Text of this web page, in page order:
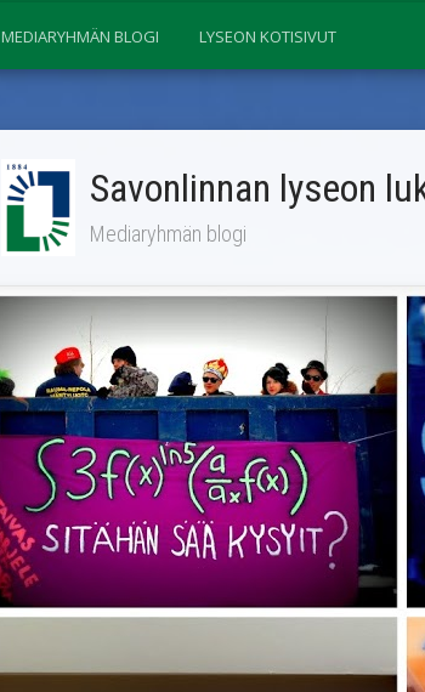
MEDIARYHMÄN BLOGI LYSEON KOTISIVUT
Savonlinnan lyseon
Mediaryhmän blogi